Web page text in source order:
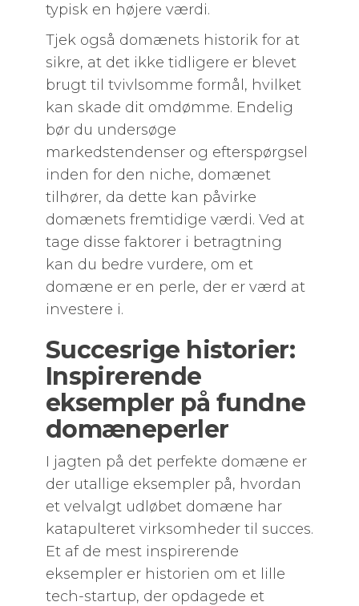
typisk en højere værdi.
Tjek også domænets historik for at
sikre, at det ikke tidligere er blevet
brugt til tvivlsomme formål, hvilket
kan skade dit omdømme. Endelig
bør du undersøge
markedstendenser og efterspørgsel
inden for den niche, domænet
tilhører, da dette kan påvirke
domænets fremtidige værdi. Ved at
tage disse faktorer i betragtning
kan du bedre vurdere, om et
domæne er en perle, der er værd at
investere i.
Succesrige historier:
Inspirerende
eksempler på fundne
domæneperler
I jagten på det perfekte domæne er
der utallige eksempler på, hvordan
et velvalgt udløbet domæne har
katapulteret virksomheder til succes.
Et af de mest inspirerende
eksempler er historien om et lille
tech-startup, der opdagede et